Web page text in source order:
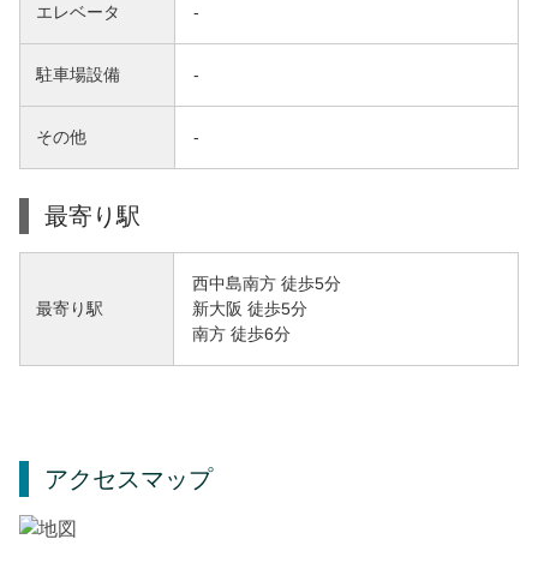
エレベータ -
駐車場設備 -
その他 -
最寄り駅
最寄り駅
西中島南方 徒歩5分
新大阪 徒歩5分
南方 徒歩6分
アクセスマップ